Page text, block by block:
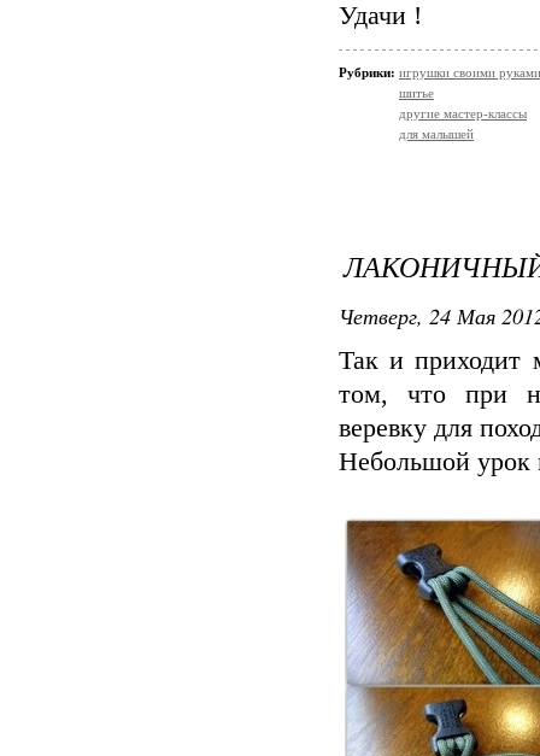
Удачи !
Рубрики: игрушки своими руками
шитье
другие мастер-классы
для малышей
Четверг, 24 Мая
Так и приходит
том, что при
веревку для
Небольшой урок